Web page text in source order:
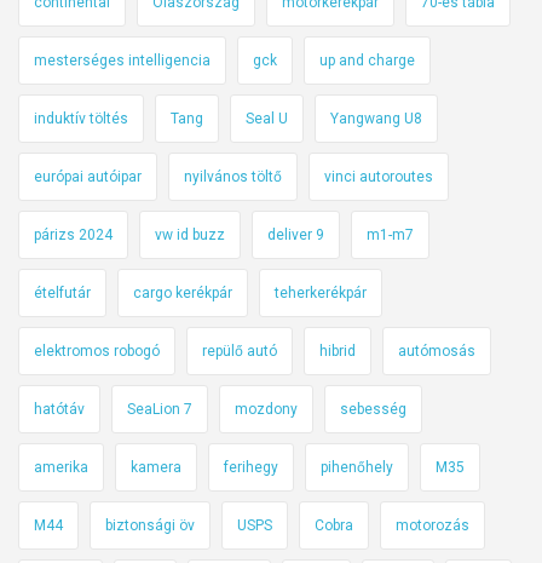
mesterséges intelligencia gck up and charge
induktív töltés Tang Seal U Yangwang U8
európai autóipar nyilvános töltő vinci autoroutes
párizs 2024 vw id buzz deliver 9 m1-m7
ételfutár cargo kerékpár teherkerékpár
elektromos robogó repülő autó hibrid autómosás
hatótáv SeaLion 7 mozdony sebesség
amerika kamera ferihegy pihenőhely M35
M44 biztonsági öv USPS Cobra motorozás